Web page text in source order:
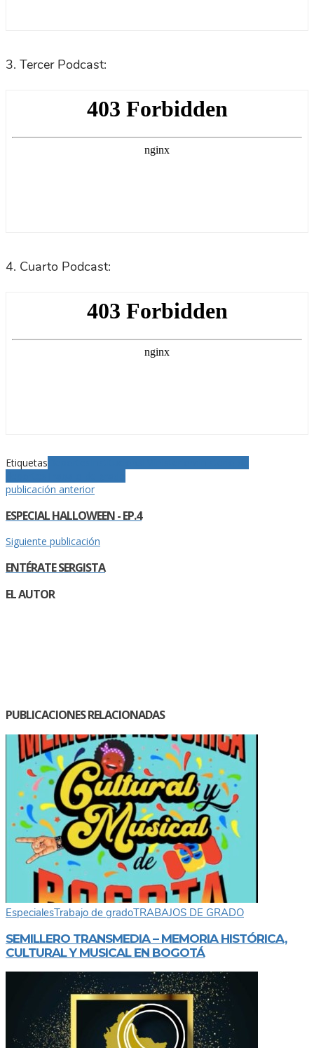
3. Tercer Podcast:
4. Cuarto Podcast:
Etiquetas
publicación anterior
ESPECIAL HALLOWEEN - EP.4
Siguiente publicación
ENTÉRATE SERGISTA
EL AUTOR
PUBLICACIONES RELACIONADAS
EspecialesTrabajo de gradoTRABAJOS DE GRADO
SEMILLERO TRANSMEDIA – MEMORIA HISTÓRICA,
CULTURAL Y MUSICAL EN BOGOTÁ